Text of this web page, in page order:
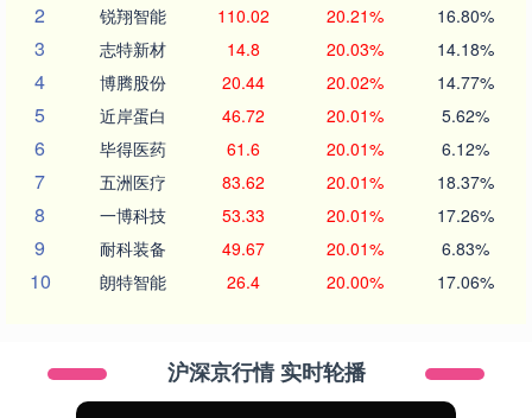
2 锐翔智能 110.02 20.21% 16.80%
3 志特新材 14.8 20.03% 14.18%
4 博腾股份 20.44 20.02% 14.77%
5 近岸蛋白 46.72 20.01% 5.62%
6 毕得医药 61.6 20.01% 6.12%
7 五洲医疗 83.62 20.01% 18.37%
8 一博科技 53.33 20.01% 17.26%
9 耐科装备 49.67 20.01% 6.83%
10 朗特智能 26.4 20.00% 17.06%
沪深京行情 实时轮播